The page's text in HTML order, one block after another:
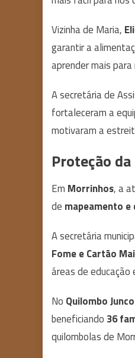
Vizinha de Maria,
garantir a
aprender mais
A secretária de
fortaleceram a
motivaram a
Proteção
Em Morrinhos, a
de mapeamento
A secretária
Fome e Cartão
áreas de educação
No Quilombo
beneficiando 36
quilombolas de